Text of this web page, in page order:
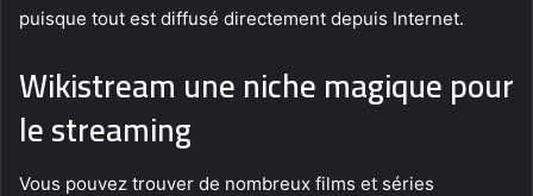
puisque tout est diffusé directement depuis Internet.
Wikistream une niche magique pour
le streaming
Vous pouvez trouver de nombreux films et séries